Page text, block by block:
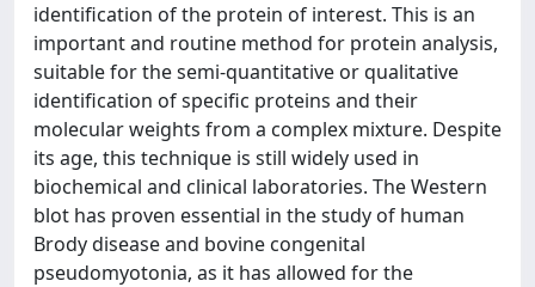
identification of the protein of interest. This is an
important and routine method for protein analysis,
suitable for the semi-quantitative or qualitative
identification of specific proteins and their
molecular weights from a complex mixture. Despite
its age, this technique is still widely used in
biochemical and clinical laboratories. The Western
blot has proven essential in the study of human
Brody disease and bovine congenital
pseudomyotonia, as it has allowed for the